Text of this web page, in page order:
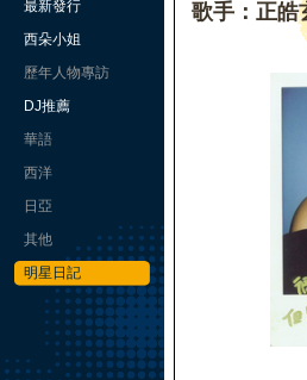
最新發行
西朵小姐
歷年人物專訪
DJ推薦
華語
西洋
日亞
其他
明星日記
歌手：正皓